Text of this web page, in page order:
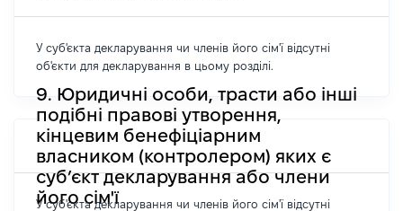
У суб'єкта декларування чи членів його сім'ї відсутні
об'єкти для декларування в цьому розділі.
9. Юридичні особи, трасти або інші
подібні правові утворення,
кінцевим бенефіціарним
власником (контролером) яких є
суб’єкт декларування або члени
його сім'ї
У суб'єкта декларування чи членів його сім'ї відсутні